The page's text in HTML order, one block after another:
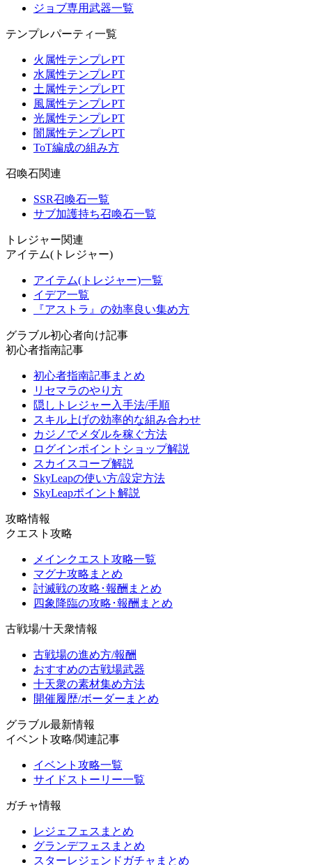
ジョブ専用武器一覧
テンプレパーティ一覧
火属性テンプレPT
水属性テンプレPT
土属性テンプレPT
風属性テンプレPT
光属性テンプレPT
闇属性テンプレPT
ToT編成の組み方
召喚石関連
SSR召喚石一覧
サブ加護持ち召喚石一覧
トレジャー関連
アイテム(トレジャー)
アイテム(トレジャー)一覧
イデア一覧
『アストラ』の効率良い集め方
グラブル初心者向け記事
初心者指南記事
初心者指南記事まとめ
リセマラのやり方
隠しトレジャー入手法/手順
スキル上げの効率的な組み合わせ
カジノでメダルを稼ぐ方法
ログインポイントショップ解説
スカイスコープ解説
SkyLeapの使い方/設定方法
SkyLeapポイント解説
攻略情報
クエスト攻略
メインクエスト攻略一覧
マグナ攻略まとめ
討滅戦の攻略･報酬まとめ
四象降臨の攻略･報酬まとめ
古戦場/十天衆情報
古戦場の進め方/報酬
おすすめの古戦場武器
十天衆の素材集め方法
開催履歴/ボーダーまとめ
グラブル最新情報
イベント攻略/関連記事
イベント攻略一覧
サイドストーリー一覧
ガチャ情報
レジェフェスまとめ
グランデフェスまとめ
スターレジェンドガチャまとめ